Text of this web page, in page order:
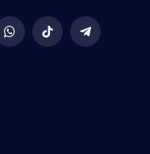
WhatsApp
TikTok Telegram